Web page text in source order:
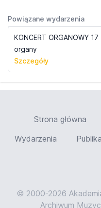
Powiązane wydarzenia
KONCERT ORGANOWY 17
organy
Szczegóły
Strona główna
Wydarzenia
© 2000-2026
Archiwum